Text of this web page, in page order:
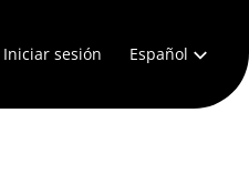
Iniciar sesión Español